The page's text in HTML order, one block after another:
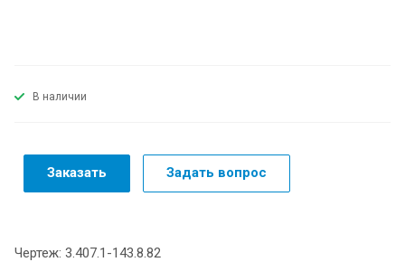
В наличии
Заказать Задать вопрос
Чертеж: 3.407.1-143.8.82